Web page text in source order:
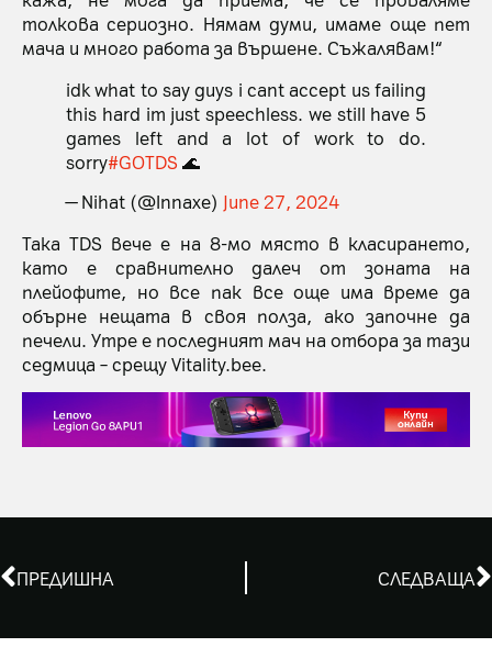
толкова сериозно. Нямам думи, имаме още пет
мача и много работа за вършене. Съжалявам!“
idk what to say guys i cant accept us failing
this hard im just speechless. we still have 5
games left and a lot of work to do.
sorry#GOTDS 🌊
— Nihat (@Innaxe) June 27, 2024
Така TDS вече е на 8-мо място в класирането,
като е сравнително далеч от зоната на
плейофите, но все пак все още има време да
обърне нещата в своя полза, ако започне да
печели. Утре е последният мач на отбора за тази
седмица – срещу Vitality.bee.
ПРЕДИШНА СЛЕДВАЩА